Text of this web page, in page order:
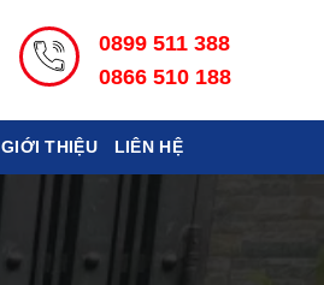
0899 511 388
0866 510 188
GIỚI THIỆU LIÊN HỆ